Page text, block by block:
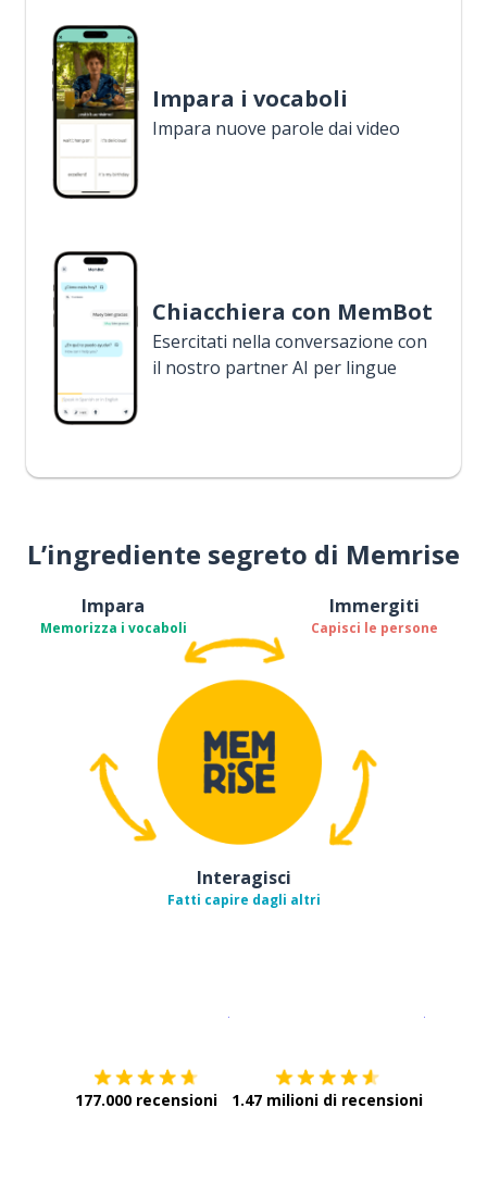
Impara i vocaboli
Impara nuove parole dai video
Chiacchiera con MemBot
Esercitati nella conversazione con
il nostro partner AI per lingue
L’ingrediente segreto di Memrise
Impara
Memorizza i vocaboli
Immergiti
Capisci le persone
Interagisci
Fatti capire dagli altri
177.000 recensioni 1.47 milioni di recensioni